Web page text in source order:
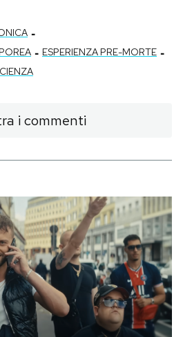
-
- ESPERIENZA PRE-MORTE -
i commenti